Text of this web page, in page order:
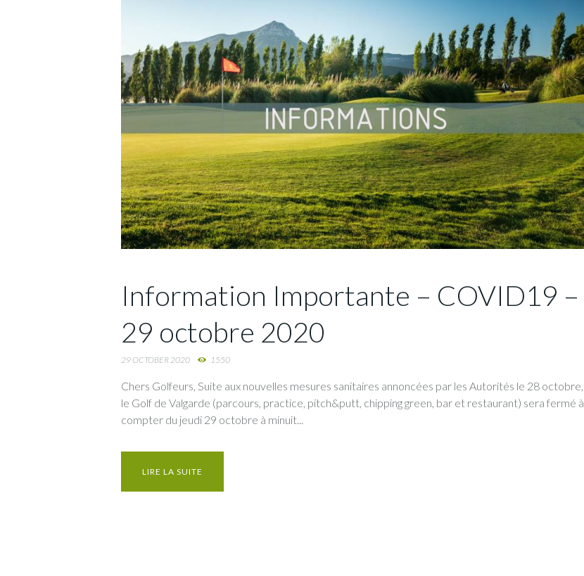
Information Importante – COVID19 –
29 octobre 2020
29 OCTOBER 2020 1550
Chers Golfeurs, Suite aux nouvelles mesures sanitaires annoncées par les Autorités le 28 octobre,
le Golf de Valgarde (parcours, practice, pitch&putt, chipping green, bar et restaurant) sera fermé à
compter du jeudi 29 octobre à minuit...
LIRE LA SUITE